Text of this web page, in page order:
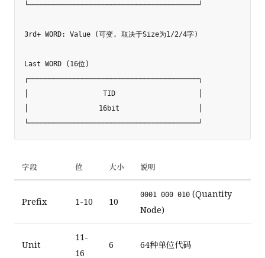
└─────────────────────────────────────────┘
3rd+ WORD: Value (可变, 取决于Size为1/2/4字)
Last WORD (16位)
┌─────────────────────────────────────────┐
│                  TID                    │
│                 16bit                   │
字段 位 大小 说明
Prefix 1-10 10
0001 000 010(Quantity
Node)
Unit
11-
16
6 64种单位代码